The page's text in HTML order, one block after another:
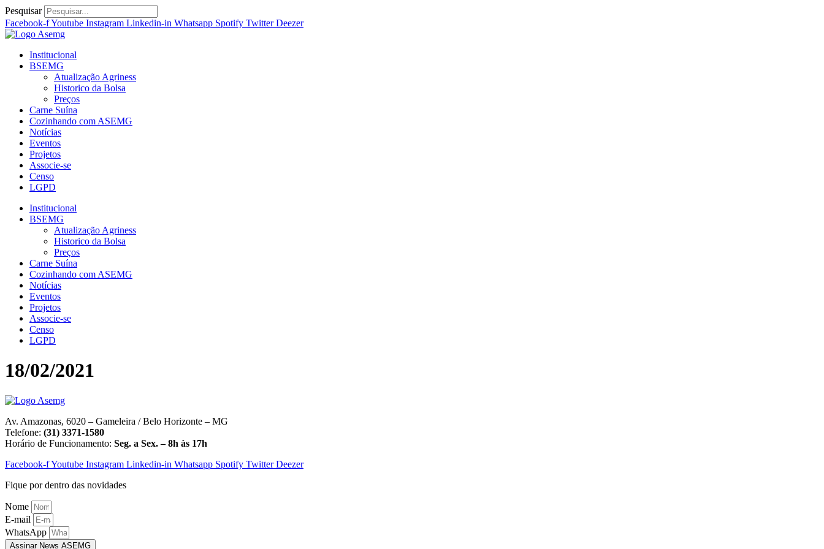
Ir
para
o
conteúdo
Pesquisar
Facebook-fYoutube Instagram Linkedin-in Whatsapp Spotify Twitter Deezer
Institucional
BSEMG
Atualização Agriness
Historico da Bolsa
Preços
Carne Suína
Cozinhando com ASEMG
Notícias
Eventos
Projetos
Associe-se
Censo
LGPD
Institucional
BSEMG
Atualização Agriness
Historico da Bolsa
Preços
Carne Suína
Cozinhando com ASEMG
Notícias
Eventos
Projetos
Associe-se
Censo
LGPD
18/02/2021
Av. Amazonas, 6020 – Gameleira / Belo Horizonte – MG
Telefone: (31) 3371-1580
Horário de Funcionamento: Seg. a Sex. – 8h às 17h
Facebook-fYoutube Instagram Linkedin-in Whatsapp Spotify Twitter Deezer
Fique por dentro das novidades
Nome
E-mail
WhatsApp
Assinar News ASEMG